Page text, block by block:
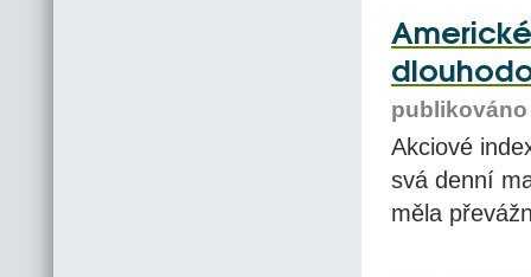
publikováno
Akciové
svá denní
měla